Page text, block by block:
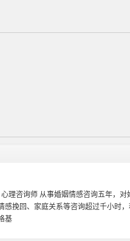
理咨询师 资深情感婚姻导师 婚姻家庭
学，社会学。新婚夫妻磨合，恋爱问
试，